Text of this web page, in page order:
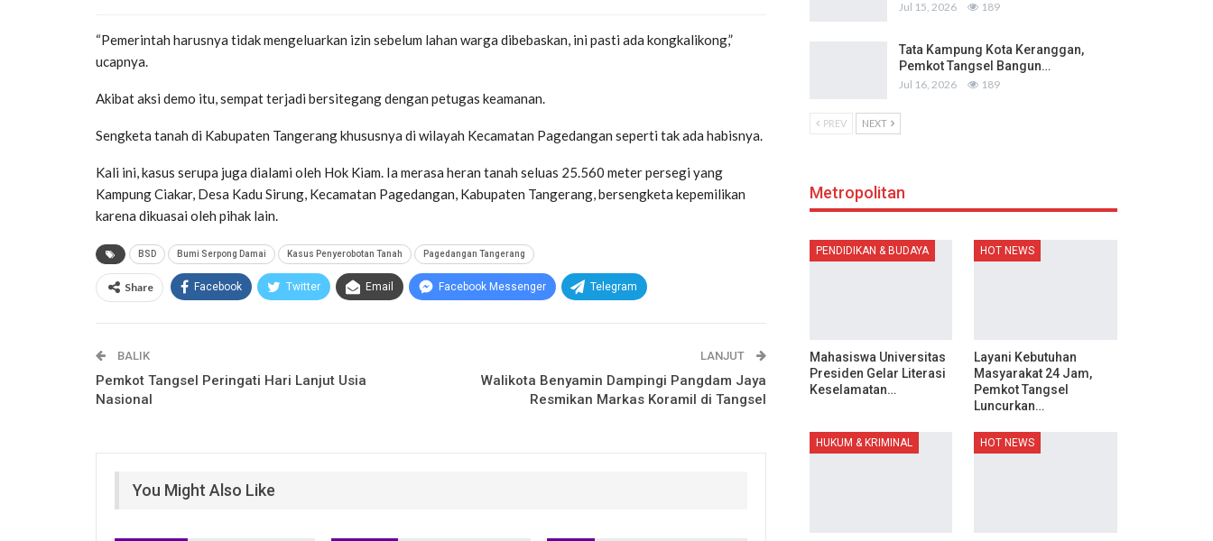
“Pemerintah harusnya tidak mengeluarkan izin sebelum lahan warga dibebaskan, ini pasti ada kongkalikong,”
ucapnya.
Akibat aksi demo itu, sempat terjadi bersitegang dengan petugas keamanan.
Sengketa tanah di Kabupaten Tangerang khususnya di wilayah Kecamatan Pagedangan seperti tak ada habisnya.
Kali ini, kasus serupa juga dialami oleh Hok Kiam. Ia merasa heran tanah seluas 25.560 meter persegi yang
Kampung Ciakar, Desa Kadu Sirung, Kecamatan Pagedangan, Kabupaten Tangerang, bersengketa kepemilikan
karena dikuasai oleh pihak lain.
BSD Bumi Serpong Damai Kasus Penyerobotan Tanah Pagedangan Tangerang
Share Facebook Twitter Email Facebook Messenger Telegram
BALIK
Pemkot Tangsel Peringati Hari Lanjut Usia
Nasional
LANJUT
Walikota Benyamin Dampingi Pangdam Jaya
Resmikan Markas Koramil di Tangsel
You Might Also Like
Jul 15, 2026 189
Tata Kampung Kota Keranggan,
Pemkot Tangsel Bangun…
Jul 16, 2026 189
PREV NEXT
Metropolitan
PENDIDIKAN & BUDAYA
Mahasiswa Universitas
Presiden Gelar Literasi
Keselamatan…
HOT NEWS
Layani Kebutuhan
Masyarakat 24 Jam,
Pemkot Tangsel
Luncurkan…
HUKUM & KRIMINAL HOT NEWS